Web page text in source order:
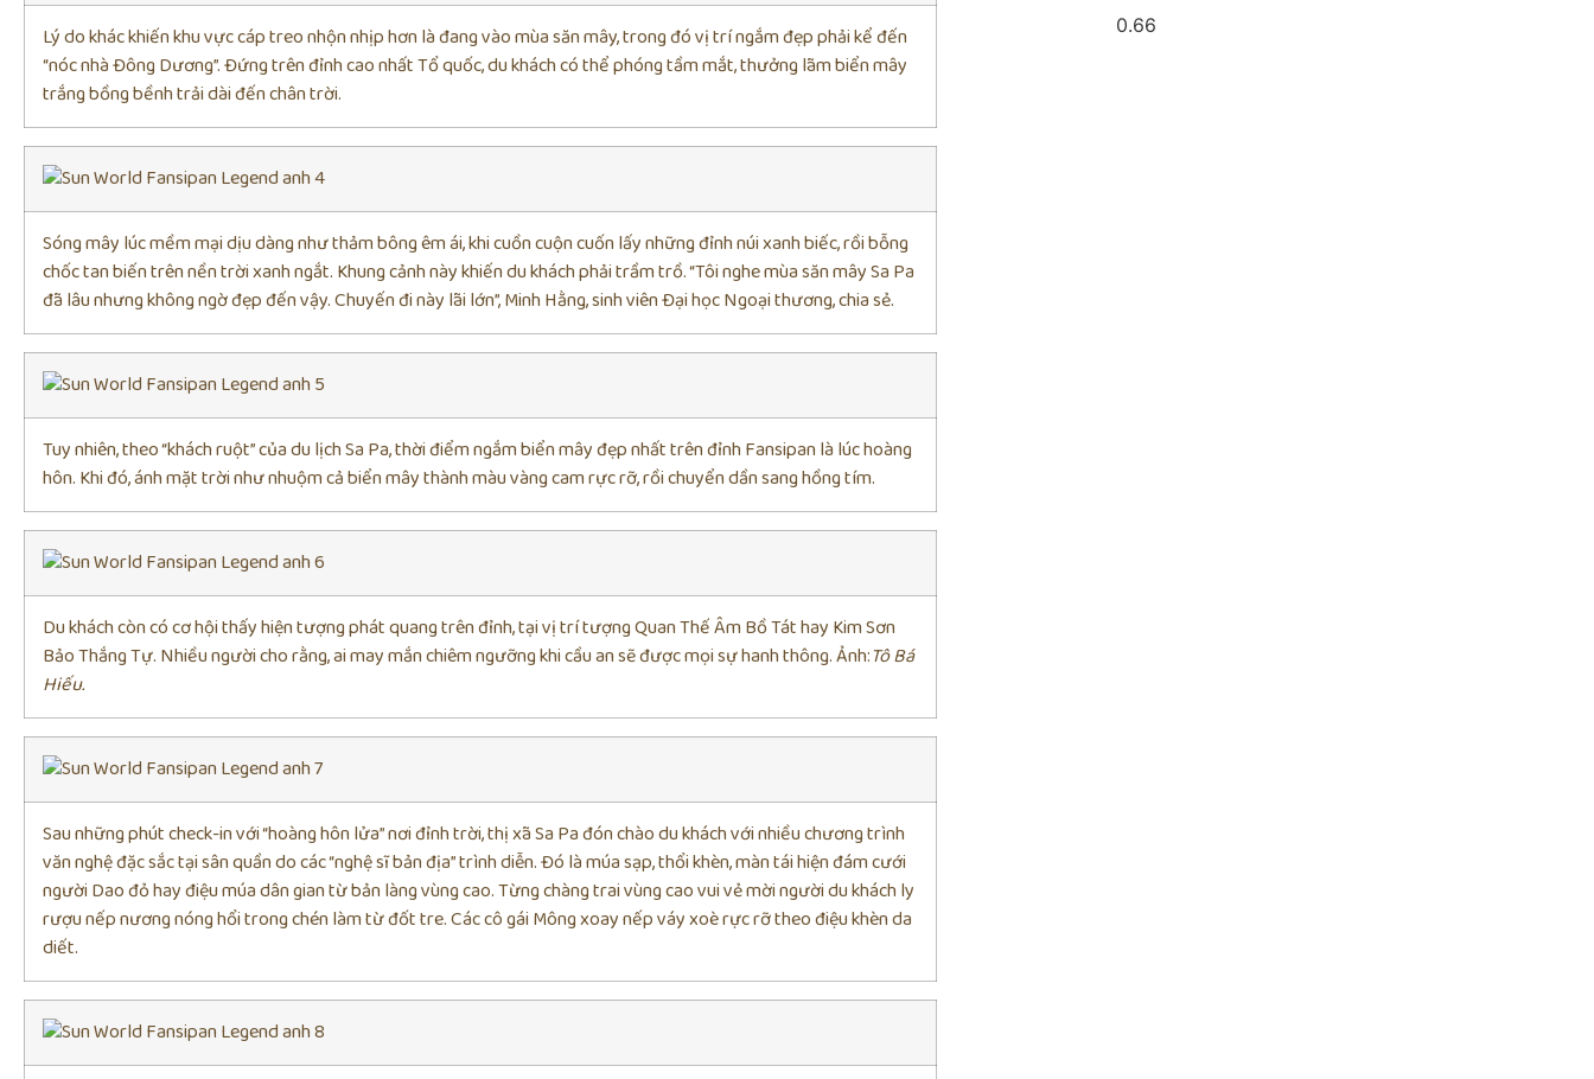
Lý do khác khiến khu vực cáp treo nhộn nhịp hơn là đang vào mùa săn mây, trong đó vị trí ngắm đẹp phải kể đến
“nóc nhà Đông Dương”. Đứng trên đỉnh cao nhất Tổ quốc, du khách có thể phóng tầm mắt, thưởng lãm biển mây
trắng bồng bềnh trải dài đến chân trời.
Sóng mây lúc mềm mại dịu dàng như thảm bông êm ái, khi cuồn cuộn cuốn lấy những đỉnh núi xanh biếc, rồi bỗng
chốc tan biến trên nền trời xanh ngắt. Khung cảnh này khiến du khách phải trầm trồ. “Tôi nghe mùa săn mây Sa Pa
đã lâu nhưng không ngờ đẹp đến vậy. Chuyến đi này lãi lớn”, Minh Hằng, sinh viên Đại học Ngoại thương, chia sẻ.
Tuy nhiên, theo “khách ruột” của du lịch Sa Pa, thời điểm ngắm biển mây đẹp nhất trên đỉnh Fansipan là lúc hoàng
hôn. Khi đó, ánh mặt trời như nhuộm cả biển mây thành màu vàng cam rực rỡ, rồi chuyển dần sang hồng tím.
Du khách còn có cơ hội thấy hiện tượng phát quang trên đỉnh, tại vị trí tượng Quan Thế Âm Bồ Tát hay Kim Sơn
Bảo Thắng Tự. Nhiều người cho rằng, ai may mắn chiêm ngưỡng khi cầu an sẽ được mọi sự hanh thông. Ảnh:Tô Bá
Hiếu.
Sau những phút check-in với “hoàng hôn lửa” nơi đỉnh trời, thị xã Sa Pa đón chào du khách với nhiều chương trình
văn nghệ đặc sắc tại sân quần do các “nghệ sĩ bản địa” trình diễn. Đó là múa sạp, thổi khèn, màn tái hiện đám cưới
người Dao đỏ hay điệu múa dân gian từ bản làng vùng cao. Từng chàng trai vùng cao vui vẻ mời người du khách ly
rượu nếp nương nóng hổi trong chén làm từ đốt tre. Các cô gái Mông xoay nếp váy xoè rực rỡ theo điệu khèn da
diết.